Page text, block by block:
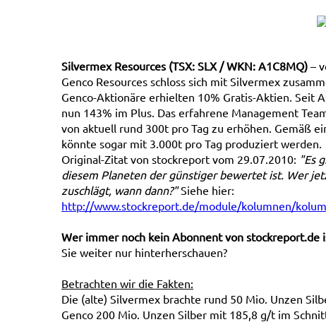
Silvermex Resources (TSX: SLX / WKN: A1C8MQ) –
Genco Resources schloss sich mit Silvermex
Genco-Aktionäre erhielten 10% Gratis-Aktien. Seit
nun 143% im Plus. Das erfahrene Management
von aktuell rund 300t pro Tag zu erhöhen. Gemäß
könnte sogar mit 3.000t pro Tag produziert werden.
Original-Zitat von stockreport vom 29.07.2010: "Es
diesem Planeten der günstiger bewertet ist. Wer
zuschlägt, wann dann?"Siehe hier:
http://www.stockreport.de/module/kolumnen/
Wer immer noch kein Abonnent von stockreport.de
Sie weiter nur hinterherschauen?
Betrachten wir die Fakten:
Die (alte) Silvermex brachte rund 50 Mio. Unzen
Genco 200 Mio. Unzen Silber mit 185,8 g/t im